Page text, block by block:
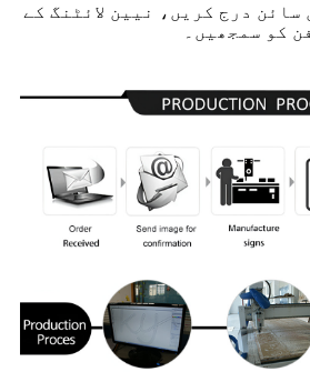
سائن درج کریں، نیین لائٹنگ کے
فن کو سمجھیں۔